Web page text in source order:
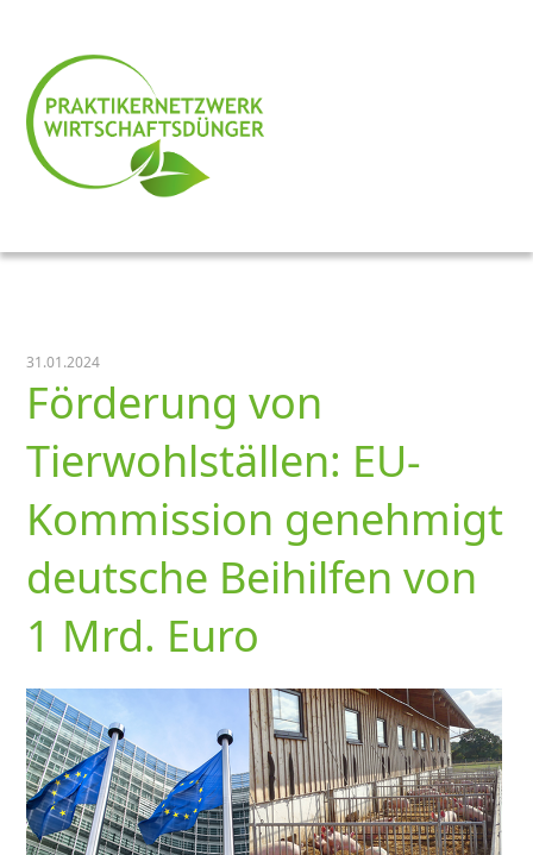
31.01.2024
Förderung von
Tierwohlställen: EU-
Kommission genehmigt
deutsche Beihilfen von
1 Mrd. Euro